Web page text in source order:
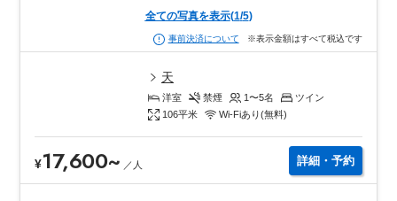
全ての写真を表示(1/5)
事前決済について ※表示金額はすべて税込です
天
洋室 禁煙 1〜5名
ツイン
106平米 Wi-Fiあり(無料)
¥17,600~ ／ 人 詳細・予約